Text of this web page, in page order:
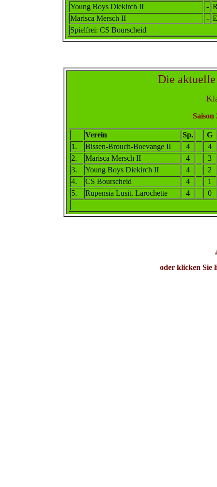
Young Boys Diekirch II
-
Marisca Mersch II
-
Spielfrei: CS Bourscheid
Die
Saison
Verein Sp.
G
1 . Bissen-Brouch-Boevange II 4
4
2. Marisca Mersch II 4
3
3. Young Boys Diekirch II 4
2
4. CS Bourscheid 4
1
5. Rupensia Lusit. Larochette 4 0
oder klicken Sie